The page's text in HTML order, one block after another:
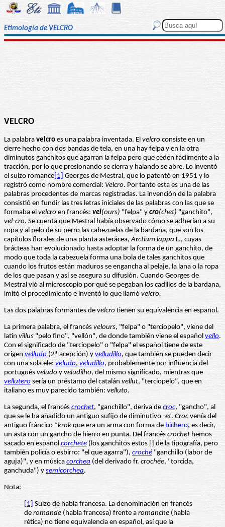
Etimología de VELCRO
VELCRO
La palabra velcro es una palabra inventada. El velcro consiste en un
cierre hecho con dos bandas de tela, en una hay felpa y en la otra
diminutos ganchitos que agarran la felpa pero que ceden fácilmente a la
tracción, por lo que presionando se cierra y halando se abre. Lo inventó
el suizo romance [1] Georges de Mestral, que lo patentó en 1951 y lo
registró como nombre comercial: Velcro. Por tanto esta es una de las
palabras procedentes de marcas registradas. La invención de la palabra
consistió en fundir las tres letras iniciales de las palabras con las que se
formaba el velcro en francés: vel(ours) "felpa" y cro(chet) "ganchito",
vel-cro. Se cuenta que Mestral había observado cómo se adherían a su
ropa y al pelo de su perro las cabezuelas de la bardana, que son los
capítulos florales de una planta asterácea,Arctium lappa L., cuyas
brácteas han evolucionado hasta adoptar la forma de un ganchito, de
modo que toda la cabezuela forma una bola de tales ganchitos que
cuando los frutos están maduros se engancha al pelaje, la lana o la ropa
de los que pasan y así se asegura su difusión. Cuando Georges de
Mestral vió al microscopio por qué se pegaban los cadillos de la bardana,
imitó el procedimiento e inventó lo que llamó velcro.
Las dos palabras formantes de velcro tienen su equivalencia en español.
La primera palabra, el francés velours, "felpa" o "terciopelo", viene del
latín vĭllus "pelo fino", "vellón", de donde también viene el español vello.
Con el significado de "terciopelo" o "felpa" el español tiene de este
origen velludo (2ª acepción) y velludillo, que también se pueden decir
con una sola ele: veludo, veludillo, probablemente por influencia del
portugués veludo y veludilho, del mismo significado, mientras que
vellutero sería un préstamo del catalán vellut, "terciopelo", que en
italiano es muy parecido también: velluto.
La segunda, el francés crochet, "ganchillo", deriva de croc, "gancho", al
que se le ha añadido un antiguo sufijo de diminutivo -et. Croc venía del
antiguo fráncico *krok que era un arma con forma de bichero, es decir,
un asta con un gancho de hierro en punta. Del francés crochet hemos
sacado en español corchete (los ganchitos estos [] de la tipografía, pero
también policía o esbirro: "el que agarra"), croché "ganchillo (labor de
aguja)", y en música corchea (del derivado fr. crochée, "torcida,
ganchuda") y semicorchea.
Nota:
[1] Suizo de habla francesa. La denominación en francés
de romande (habla francesa) frente a romanche (habla
rética) no tiene equivalencia en español, así que la